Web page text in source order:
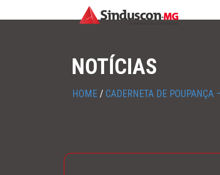
NOTÍCIAS
HOME / CADERNETA DE